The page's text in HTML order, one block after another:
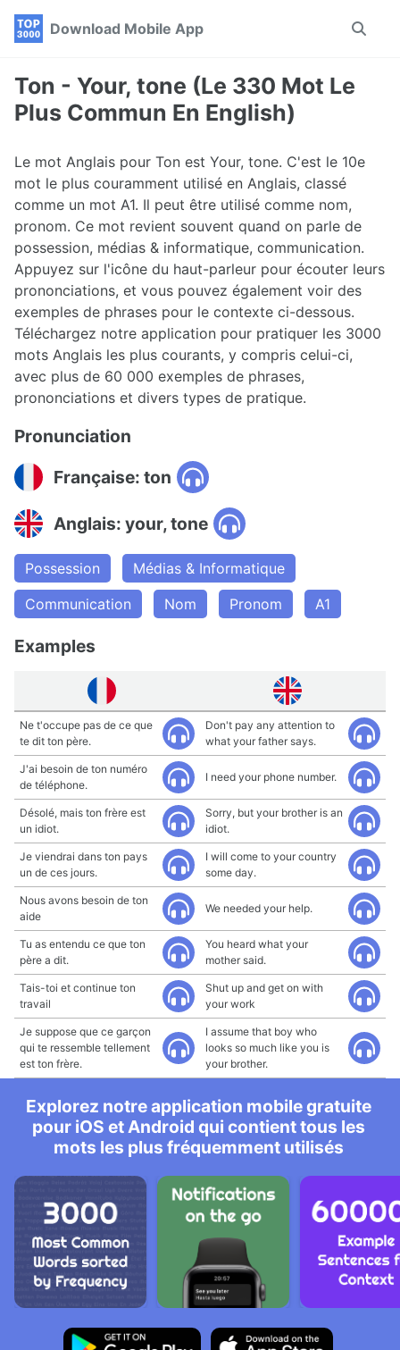
Skip
navigation
Skip
Skip
Download Mobile App
Toggle
Ton - Your, tone (Le 330 Mot Le
Plus Commun En English)
Le mot Anglais pour Ton est Your, tone. C'est le 10e
mot le plus couramment utilisé en Anglais, classé
comme un mot A1. Il peut être utilisé comme nom,
pronom. Ce mot revient souvent quand on parle de
possession, médias & informatique, communication.
Appuyez sur l'icône du haut-parleur pour écouter leurs
prononciations, et vous pouvez également voir des
exemples de phrases pour le contexte ci-dessous.
Téléchargez notre application pour pratiquer les 3000
mots Anglais les plus courants, y compris celui-ci,
avec plus de 60 000 exemples de phrases,
prononciations et divers types de pratique.
Pronunciation
Française: ton
Anglais: your, tone
Possession
Médias & Informatique
Communication
Nom Pronom A1
Examples
Ne t'occupe pas de ce que
te dit ton père.
Don't pay any attention to
what your father says.
J'ai besoin de ton numéro
de téléphone.
I need your phone number.
Désolé, mais ton frère est
un idiot.
Sorry, but your brother is an
idiot.
Je viendrai dans ton pays
un de ces jours.
I will come to your country
some day.
Nous avons besoin de ton
aide
We needed your help.
Tu as entendu ce que ton
père a dit.
You heard what your
mother said.
Tais-toi et continue ton
travail
Shut up and get on with
your work
Je suppose que ce garçon
qui te ressemble tellement
est ton frère.
I assume that boy who
looks so much like you is
your brother.
Explorez notre application mobile gratuite
pour iOS et Android qui contient tous les
mots les plus fréquemment utilisés